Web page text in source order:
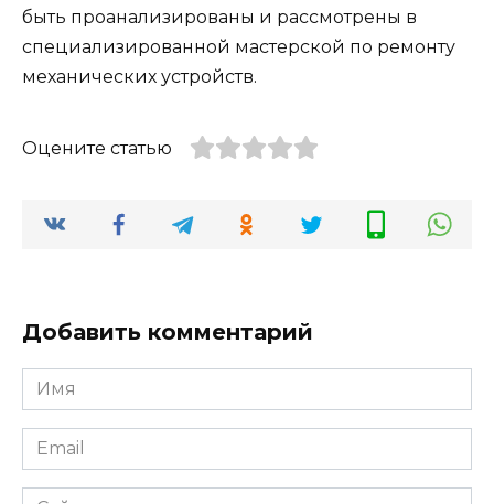
быть проанализированы и рассмотрены в
специализированной мастерской по ремонту
механических устройств.
Оцените статью
Добавить комментарий
Имя
*
Email
*
Сайт